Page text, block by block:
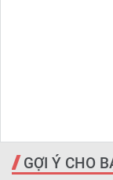
GỢI Ý CHO